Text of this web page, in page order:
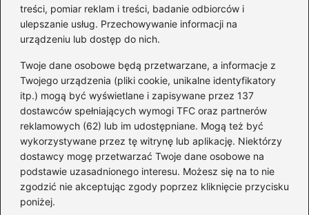
treści, pomiar reklam i treści, badanie odbiorców i
ulepszanie usług. Przechowywanie informacji na
urządzeniu lub dostęp do nich.
Twoje dane osobowe będą przetwarzane, a informacje z
Twojego urządzenia (pliki cookie, unikalne identyfikatory
itp.) mogą być wyświetlane i zapisywane przez 137
dostawców spełniających wymogi TFC oraz partnerów
reklamowych (62) lub im udostępniane. Mogą też być
wykorzystywane przez tę witrynę lub aplikację. Niektórzy
dostawcy mogę przetwarzać Twoje dane osobowe na
podstawie uzasadnionego interesu. Możesz się na to nie
zgodzić nie akceptując zgody poprzez kliknięcie przycisku
poniżej.
F
a
c
e
b
o
o
k
Pi
nt
er
e
st
X R
e
d
di
t
T
u
m
bl
r
Li
n
k
e
dI
n
Zarabianie na truskawkach: ile zyskasz z
1 ha? Fakty i koszty, które warto poznać
Ile zyskasz w sezonie? Przewodnik po
wakacyjnych zarobkach w Polsce
Ile naprawdę zarobisz na własnej
koparce? Odkryj realne stawki i zyski